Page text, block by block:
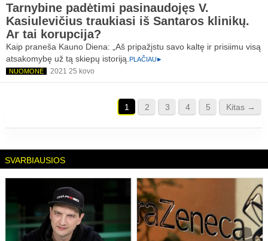
Tarnybine padėtimi pasinaudojęs V.
Kasiulevičius traukiasi iš Santaros klinikų.
Ar tai korupcija?
Kaip praneša Kauno Diena: „Aš pripažįstu savo kaltę ir prisiimu visą
atsakomybę už tą skiepų istoriją. PLAČIAU
NUOMONĖ
2021 25 kovo
1 2 3 4 5 Kitas →
SVARBIAUSIOS